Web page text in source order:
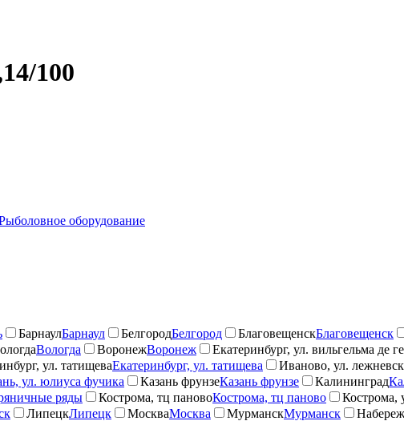
100
оборудование
БарнаулБарнаул БелгородБелгород БлаговещенскБлаговещенск
Вологда ВоронежВоронеж Екатеринбург, ул. вильгельма де
ул. татищеваЕкатеринбург, ул. татищева Иваново, ул.
ул. юлиуса фучика Казань фрунзеКазань фрунзе Калининград
ряды Кострома, тц пановоКострома, тц паново Кострома,
ЛипецкЛипецк МоскваМосква МурманскМурманск